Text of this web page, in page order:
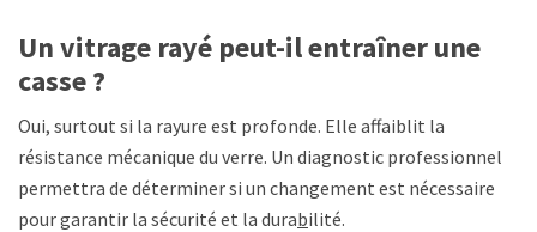
Un vitrage rayé peut-il entraîner une
casse ?
Oui, surtout si la rayure est profonde. Elle affaiblit la
résistance mécanique du verre. Un diagnostic professionnel
permettra de déterminer si un changement est nécessaire
pour garantir la sécurité et la durabilité.